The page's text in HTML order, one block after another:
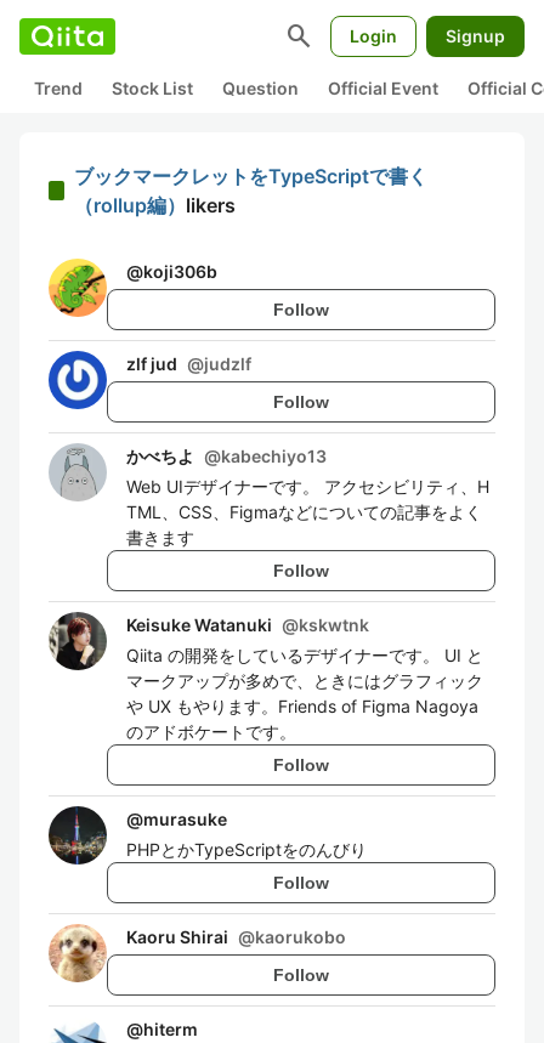
search Login Signup
Trend Stock List Question Official Event Official
ブックマークレットをTypeScriptで書く
（rollup編） likers
@koji306b
Follow
zlf jud @judzlf
Follow
かべちよ @kabechiyo13
Web UIデザイナーです。 アクセシビリティ、H
TML、CSS、Figmaなどについての記事をよく
書きます
Follow
Keisuke Watanuki @kskwtnk
Qiita の開発をしているデザイナーです。 UI と
マークアップが多めで、ときにはグラフィック
や UX もやります。Friends of Figma Nagoya
のアドボケートです。
Follow
@murasuke
PHPとかTypeScriptをのんびり
Follow
Kaoru Shirai @kaorukobo
Follow
@hiterm